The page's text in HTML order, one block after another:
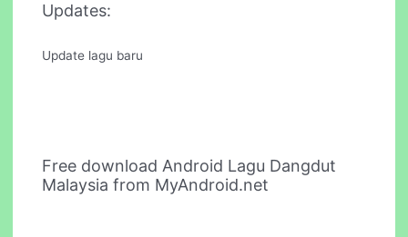
Updates:
Update lagu baru
Free download Android Lagu Dangdut
Malaysia from MyAndroid.net